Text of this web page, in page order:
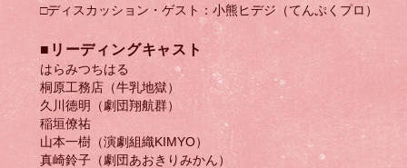
□ディスカッション・ゲスト：小熊ヒデジ（てんぷくプロ）
​■リーディングキャスト
はらみつちはる
桐原工務店（牛乳地獄）
久川徳明（劇団翔航群）
稲垣僚祐
山本一樹（演劇組織KIMYO）
真崎鈴子（劇団あおきりみかん）